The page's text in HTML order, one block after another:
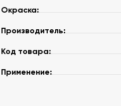
Окраска:
Производитель:
Код товара:
Применение: